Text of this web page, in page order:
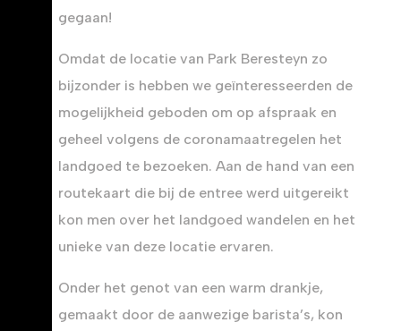
gegaan!
Omdat de locatie van Park Beresteyn zo
bijzonder is hebben we geïnteresseerden de
mogelijkheid geboden om op afspraak en
geheel volgens de coronamaatregelen het
landgoed te bezoeken. Aan de hand van een
routekaart die bij de entree werd uitgereikt
kon men over het landgoed wandelen en het
unieke van deze locatie ervaren.
Onder het genot van een warm drankje,
gemaakt door de aanwezige barista’s, kon